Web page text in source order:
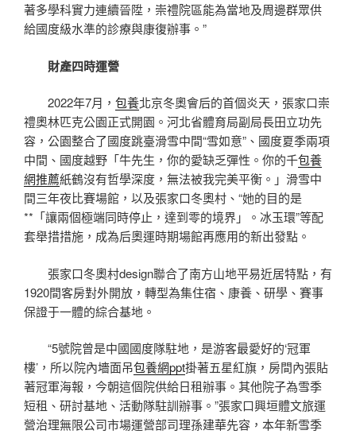
著多學科實力連續晉陞，崇禮院區能為當地及周邊群眾供
給國度級水準的診療與康復辦事。”
財產四時運營
2022年7月， 包養北京冬奧會后的首個炎天，張家口崇
禮奧林匹克公園正式開園。河北省體育局副局長田立功先
容，公園整合了國度跳臺滑雪中間“雪如意”、國度夏季兩項
中間、國度越野「牛先生，你的愛缺乏彈性。你的千包養
網推薦紙鶴沒有哲學深度，無法被我完美平衡。」滑雪中
間三年夜比賽場館，以及張家口冬奧村、“她的目的是
**「讓兩個極端同時停止，達到零的境界」。冰玉環”等配
套舉措措施，成為后奧運時期場館再應用的新出發點。
張家口冬奧村design聯合了南方山地平易近居特點，有
1920間客房對外開放，轉型為集住宿、康養、研學、賽事
保證于一體的綜合基地。
“5號院曾是中國國度隊駐地，是游客最愛好的‘冠軍
樓’，所以院內墻面吊包養網ppt掛著五星紅旗，房間內張貼
著冠軍海報，今朝這個院供給日租辦事。其他院子為雪季
短租、研討基地、活動隊駐訓辦事。”張家口興垣體文旅運
營治理無限公司市場運營部司理孫建華先容，本年新雪季